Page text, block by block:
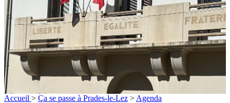
Accueil > Ça se passe à Prades-le-Lez > Agenda